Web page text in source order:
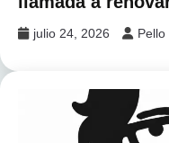
julio 24, 2026 Pello